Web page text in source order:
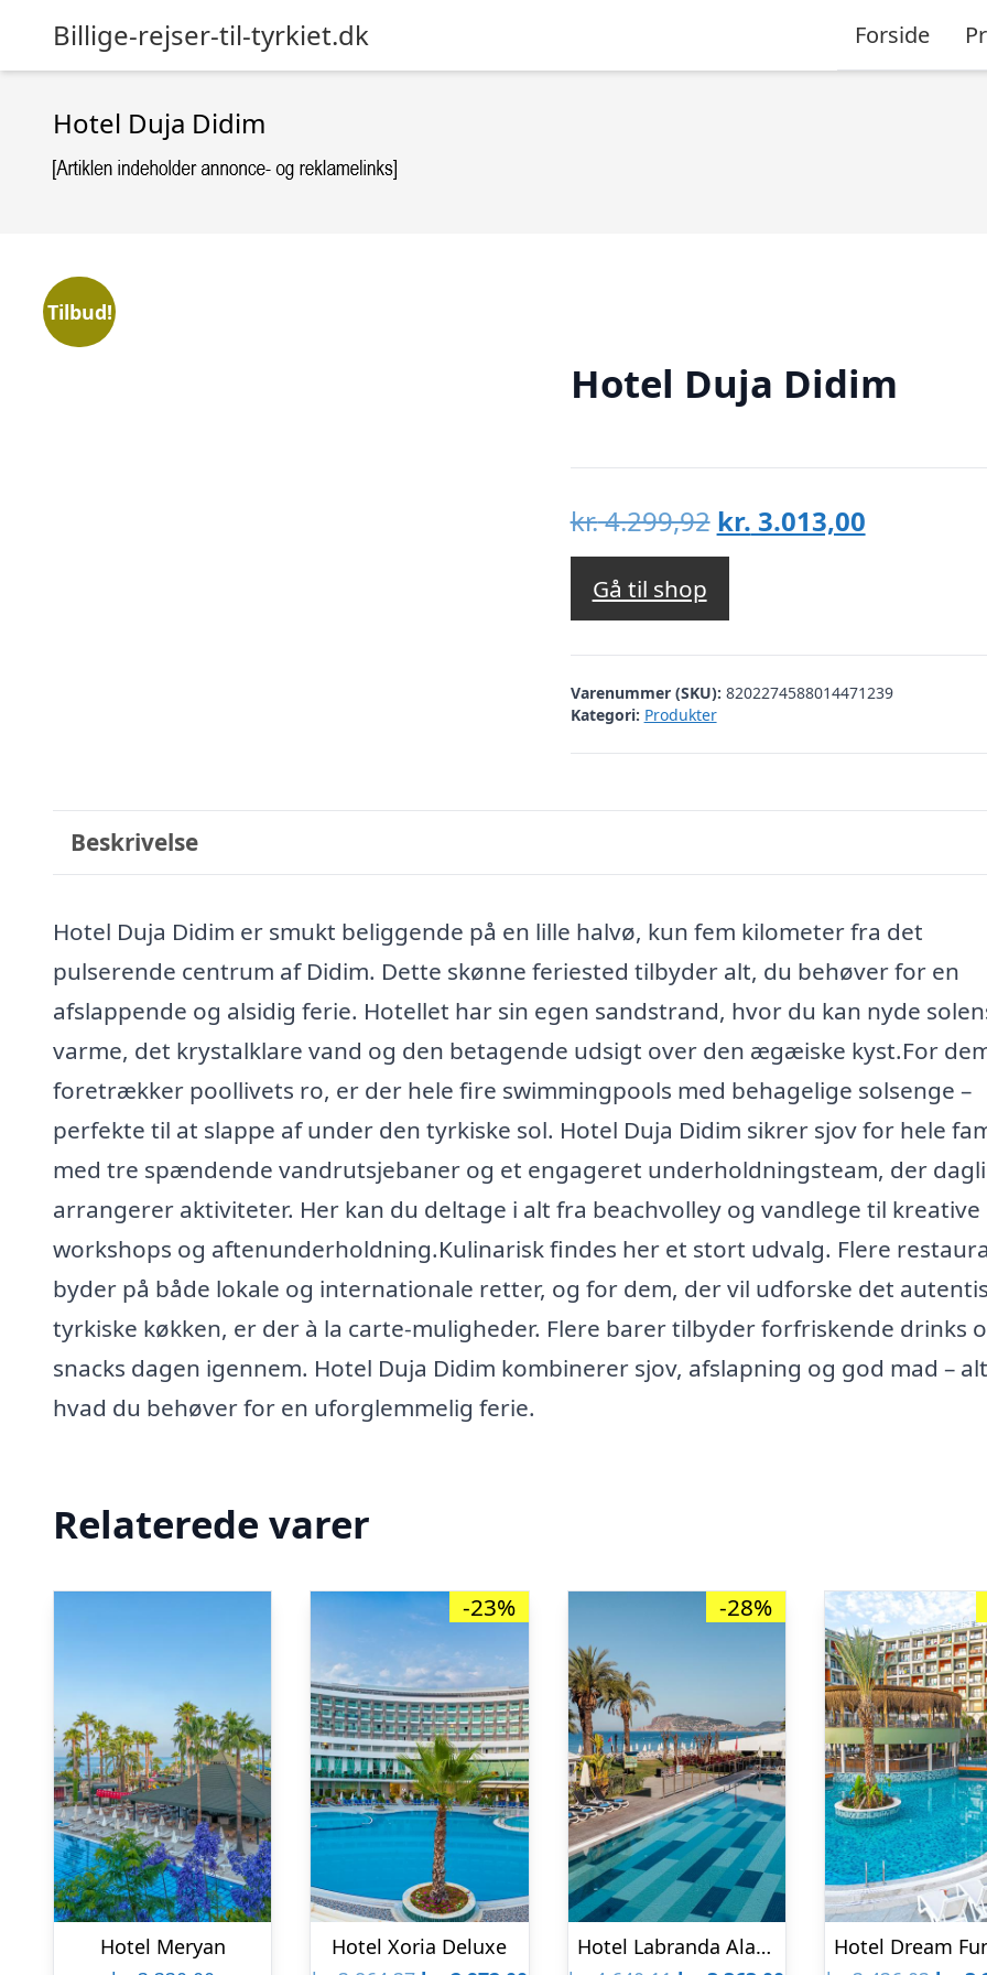
Billige-rejser-til-tyrkiet.dk Forside
Hotel Duja Didim
Tilbud!
Hotel Duja Didim
kr.4.299,92 Den
oprindelige
var:
kr. 4.299,92.
kr. 3.013,00Den
kr.
Gå til shop
Varenummer (SKU): 8202274588014471239
Kategori: Produkter
Beskrivelse
Hotel Duja Didim er smukt beliggende på en lille halvø, kun fem kilometer fra det
pulserende centrum af Didim. Dette skønne feriested tilbyder alt, du behøver for en
afslappende og alsidig ferie. Hotellet har sin egen sandstrand, hvor du kan nyde
varme, det krystalklare vand og den betagende udsigt over den ægæiske kyst.For
foretrækker poollivets ro, er der hele fire swimmingpools med behagelige solsenge –
perfekte til at slappe af under den tyrkiske sol. Hotel Duja Didim sikrer sjov for hele
med tre spændende vandrutsjebaner og et engageret underholdningsteam, der
arrangerer aktiviteter. Her kan du deltage i alt fra beachvolley og vandlege til kreative
workshops og aftenunderholdning.Kulinarisk findes her et stort udvalg. Flere
byder på både lokale og internationale retter, og for dem, der vil udforske det
tyrkiske køkken, er der à la carte-muligheder. Flere barer tilbyder forfriskende drinks
snacks dagen igennem. Hotel Duja Didim kombinerer sjov, afslapning og god mad –
hvad du behøver for en uforglemmelig ferie.
Relaterede varer
Hotel Meryan
-23%
Hotel Xoria Deluxe
-28%
Hotel Labranda Alantur Resort